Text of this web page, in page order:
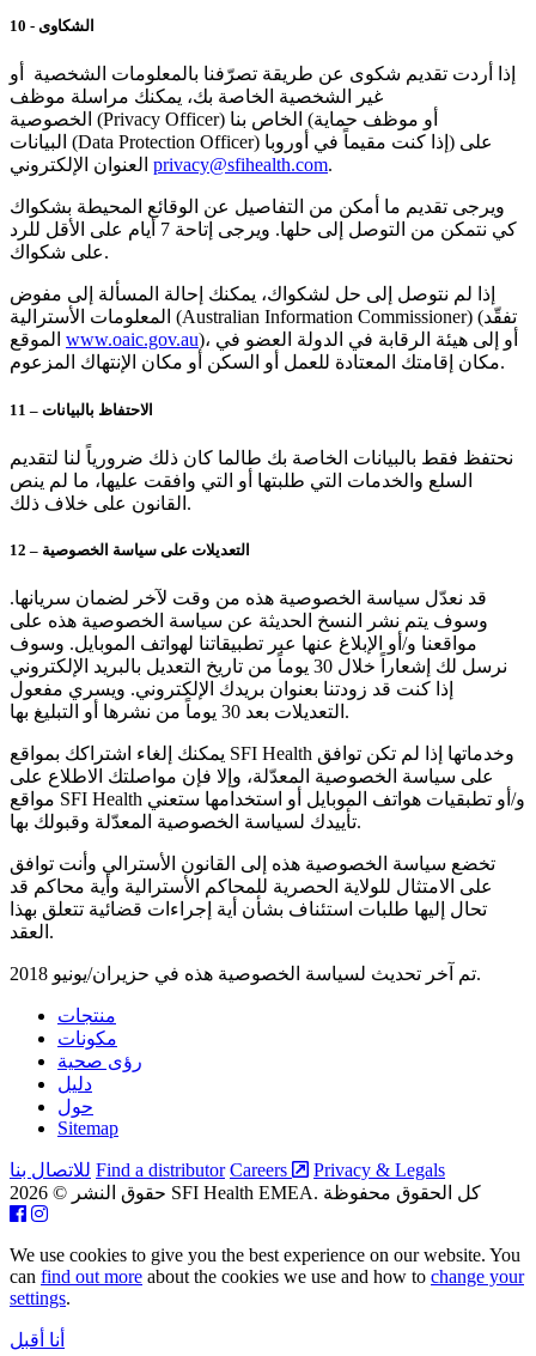
10 - الشكاوى
إذا أردت تقديم شكوى عن طريقة تصرّفنا بالمعلومات الشخصية أو
غير الشخصية الخاصة بك، يمكنك مراسلة موظف
الخصوصية (Privacy Officer) الخاص بنا (أو موظف حماية
البيانات (Data Protection Officer) إذا كنت مقيماً في أوروبا) على
privacy@sfihealth.com.
ويرجى تقديم ما أمكن من التفاصيل عن الوقائع المحيطة بشكواك
كي نتمكن من التوصل إلى حلها. ويرجى إتاحة 7 أيام على الأقل للرد
على شكواك.
إذا لم نتوصل إلى حل لشكواك، يمكنك إحالة المسألة إلى مفوض
المعلومات الأسترالية (Australian Information Commissioner) (تفقّد
www.oaic.gov.au)، أو إلى هيئة الرقابة في الدولة العضو في
مكان إقامتك المعتادة للعمل أو السكن أو مكان الإنتهاك المزعوم.
11 – الاحتفاظ بالبيانات
نحتفظ فقط بالبيانات الخاصة بك طالما كان ذلك ضرورياً لنا لتقديم
السلع والخدمات التي طلبتها أو التي وافقت عليها، ما لم ينص
القانون على خلاف ذلك.
12 – التعديلات على سياسة الخصوصية
قد نعدّل سياسة الخصوصية هذه من وقت لآخر لضمان سريانها.
وسوف يتم نشر النسخ الحديثة عن سياسة الخصوصية هذه على
مواقعنا و/أو الإبلاغ عنها عبر تطبيقاتنا لهواتف الموبايل. وسوف
نرسل لك إشعاراً خلال 30 يوماً من تاريخ التعديل بالبريد الإلكتروني
إذا كنت قد زودتنا بعنوان بريدك الإلكتروني. ويسري مفعول
التعديلات بعد 30 يوماً من نشرها أو التبليغ بها.
يمكنك إلغاء اشتراكك بمواقع SFI Health وخدماتها إذا لم تكن توافق
على سياسة الخصوصية المعدّلة، وإلا فإن مواصلتك الاطلاع على
مواقع SFI Health و/أو تطبقيات هواتف الموبايل أو استخدامها ستعني
تأييدك لسياسة الخصوصية المعدّلة وقبولك بها.
تخضع سياسة الخصوصية هذه إلى القانون الأسترالي وأنت توافق
على الامتثال للولاية الحصرية للمحاكم الأسترالية وأية محاكم قد
تحال إليها طلبات استئناف بشأن أية إجراءات قضائية تتعلق بهذا
العقد.
تم آخر تحديث لسياسة الخصوصية هذه في حزيران/يونيو 2018.
منتجات
مكونات
رؤى صحية
دليل
حول
Sitemap
للاتصال بنا Find a distributor Careers
Privacy & Legals
حقوق النشر © 2026 SFI Health EMEA. كل الحقوق محفوظة
We use cookies to give you the best experience on our website. You
can find out more about the cookies we use and how to change your
settings.
أنا أقبل